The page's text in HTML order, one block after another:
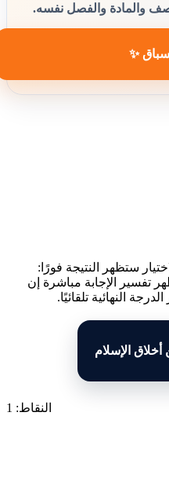
والمادة والفصل نفسه.
✨
ستظهر النتيجة فورًا:
تفسير الإجابة مباشرة إن
النهائية تلقائيًا.
أخلاق الإسلام
النقاط: 1